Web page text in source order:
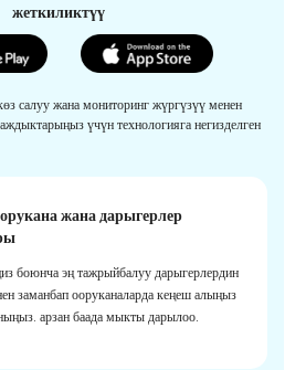
жеткиликтүү
салуу жана мониторинг жүргүзүү менен
үчүн технологияга негизделген
жана дарыгерлер
боюнча эң тажрыйбалуу дарыгерлердин
заманбап ооруканаларда кеңеш алыңыз
арзан баада мыкты дарылоо.